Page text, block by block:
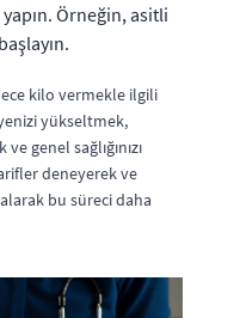
Örneğin, asitli
kilo vermekle ilgili
yükseltmek,
genel sağlığınızı
deneyerek ve
bu süreci daha